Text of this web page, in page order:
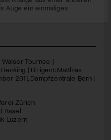
Auge ein einmaliges
Tournee |
| Dirigent: Matthias
2011, Dampfzentrale Bern |
Zürich
Basel
Luzern